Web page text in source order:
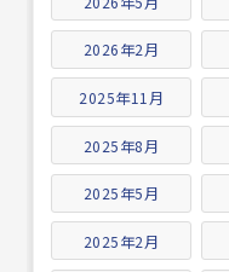
2026年2月
2025年11月
2025年8月
2025年5月
2025年2月